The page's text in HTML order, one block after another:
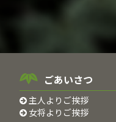
ごあいさつ
主人よりご挨拶
女将よりご挨拶